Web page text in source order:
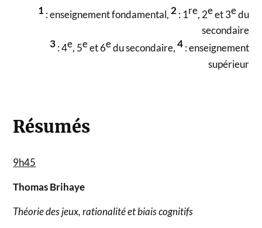
1 : enseignement fondamental, 2: 1re, 2eet 3edu
secondaire
3: 4e, 5eet 6edu secondaire,4: enseignement
supérieur
Résumés
9h45
Thomas Brihaye
Théorie des jeux, rationalité et biais cognitifs